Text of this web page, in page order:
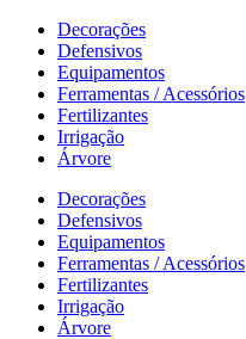
Decorações
Defensivos
Equipamentos
Ferramentas / Acessórios
Fertilizantes
Irrigação
Árvore
Decorações
Defensivos
Equipamentos
Ferramentas / Acessórios
Fertilizantes
Irrigação
Árvore